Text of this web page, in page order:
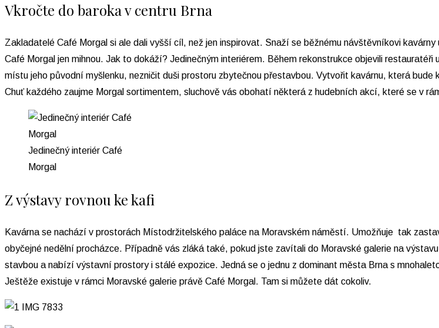
Vkročte do baroka v centru Brna
Zakladatelé Café Morgal si ale dali vyšší cíl, než jen inspirovat. Snaží se běžnému návštěvníkovi
Café Morgal jen mihnou. Jak to dokáží? Jedinečným interiérem. Během rekonstrukce objevili
místu jeho původní myšlenku, nezničit duši prostoru zbytečnou přestavbou. Vytvořit kavárnu, která
Chuť každého zaujme Morgal sortimentem, sluchově vás obohatí některá z hudebních akcí, které se v
Jedinečný interiér Café
Morgal
Z výstavy rovnou ke kafi
Kavárna se nachází v prostorách Místodržitelského paláce na Moravském náměstí. Umožňuje tak
obyčejné nedělní procházce. Případně vás zláká také, pokud jste zavítali do Moravské galerie na
stavbou a nabízí výstavní prostory i stálé expozice. Jedná se o jednu z dominant města Brna s
Ještěže existuje v rámci Moravské galerie právě Café Morgal. Tam si můžete dát cokoliv.